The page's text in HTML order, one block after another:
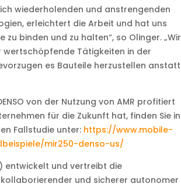
wiederholenden und anstrengenden
erleichtert die Arbeit und hat uns
binden und zu halten“, so Olinger. „Wir
Tätigkeiten in der
es Bauteile herzustellen anstatt
von der Nutzung von AMR profitiert
für die Zukunft hat, finden Sie in
Fallstudie unter: https://www.mobile-
mir250-denso-us/
entwickelt und vertreibt die
und sicherer autonomer